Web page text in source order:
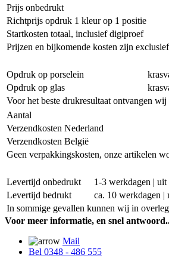
Prijs onbedrukt
Richtprijs opdruk 1 kleur op 1 positie
Startkosten totaal, inclusief digiproef
Prijzen en bijkomende kosten zijn
Opdruk op porselein
Opdruk op glas
Voor het beste drukresultaat ontvangen
Aantal
Verzendkosten Nederland
Verzendkosten België
Geen verpakkingskosten, onze artikelen
Levertijd onbedrukt
1-3 werkdagen |
Levertijd bedrukt
ca. 10 werkdagen |
In sommige gevallen kunnen wij in
Voor meer informatie, en snel
Mail
Bel 0348 - 486 555